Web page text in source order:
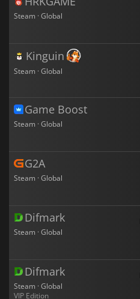
Steam · Global
Kinguin
Steam · Global
Game Boost
Steam · Global
G2A
Steam · Global
Difmark
Steam · Global
Difmark
Steam · Global
VIP Edition